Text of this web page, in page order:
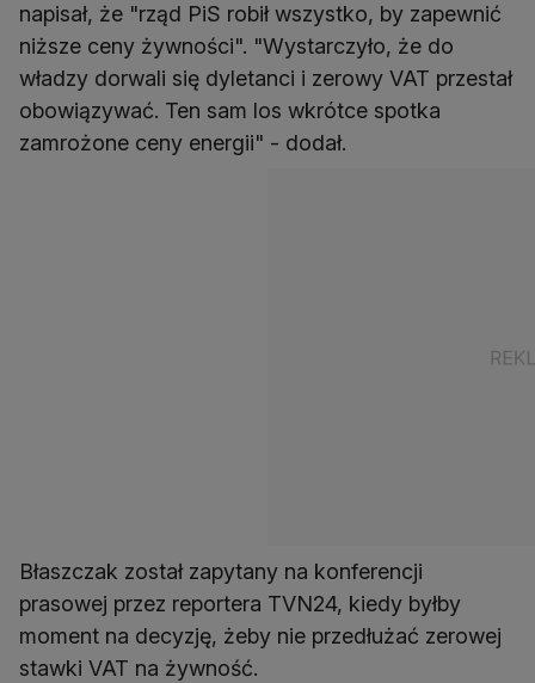
napisał, że "rząd PiS robił wszystko, by zapewnić
niższe ceny żywności". "Wystarczyło, że do
władzy dorwali się dyletanci i zerowy VAT przestał
obowiązywać. Ten sam los wkrótce spotka
zamrożone ceny energii" - dodał.
Błaszczak został zapytany na konferencji
prasowej przez reportera TVN24, kiedy byłby
moment na decyzję, żeby nie przedłużać zerowej
stawki VAT na żywność.